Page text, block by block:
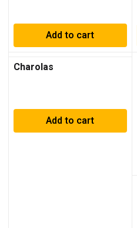
Add to cart
Charolas
Add to cart